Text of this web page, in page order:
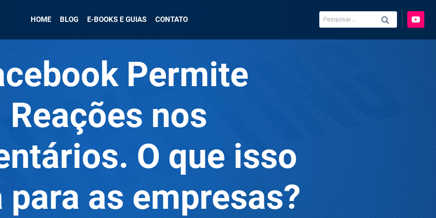
HOME BLOG E-BOOKS E GUIAS CONTATO
Pesquisar
por:
Permite
Reações nos
O que isso
para as empresas?